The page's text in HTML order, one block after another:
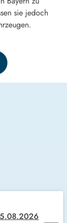
sie jedoch